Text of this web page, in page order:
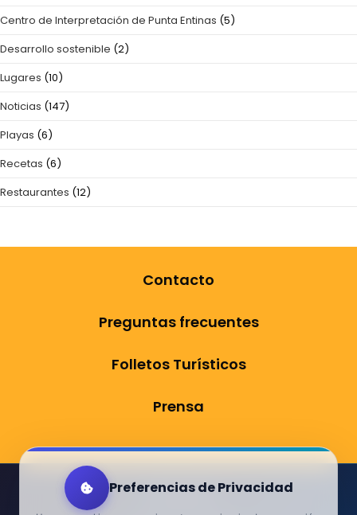
Centro de Interpretación de Punta Entinas (5)
Desarrollo sostenible (2)
Lugares (10)
Noticias (147)
Playas (6)
Recetas (6)
Restaurantes (12)
Contacto
Preguntas frecuentes
Folletos Turísticos
Prensa
Preferencias de Privacidad
Aviso Legal